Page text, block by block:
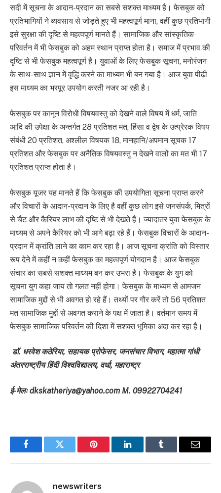
सदी में सूचना के आदान-प्रदान का सबसे सशक्त माध्यम है। फेसबुक को
प्रतिभागियों ने व्यवसाय से जोड़ते हुए भी महत्वपूर्ण माना, वहीं कुछ प्रतिभागी
इसे सुरक्षा की दृष्टि से महत्वपूर्ण मानते हैं। सामाजिक और सांस्कृतिक
परिवर्तन में भी फेसबुक को अहम स्थान प्राप्त होता है। समाज में प्रभाव की
दृष्टि से भी फेसबुक महत्वपूर्ण है। युवाओं के लिए फेसबुक सूचना, मनोरंजन
के साथ-साथ ज्ञान में वृद्धि करने का माध्यम भी बन गया है। आज युवा पीढ़ी
इस माध्यम का भरपूर उपयोग करती नजर आ रही है।
फेसबुक पर कानून विरोधी विषयवस्तु को देखने वाले विषय में धर्म, जाति
आदि की उपेक्षा के अन्तर्गत 28 प्रतिशत मत, हिंसा व द्वेष के उत्प्रेरक विषय
संबंधी 20 प्रतिशत, अश्लील विषयक 18, मानहानि/अपमान सूचक 17
प्रतिशत और फेसबुक पर अनैतिक विषयवस्तु न देखने वालों का मत भी 17
प्रतिशत प्राप्त होता है।
फेसबुक यूजर यह मानते हैं कि फेसबुक की उपयोगिता सूचना प्राप्त करने
और विचारों के आदान-प्रदान के लिए है वहीं कुछ लोग इसे जनसंपर्क, मित्रों
से चैट और कैरियर लाभ की दृष्टि से भी देखते हैं। ज्यादातर युवा फेसबुक के
माध्यम से अपने कैरियर को भी आगे बढ़ा रहे हैं। फेसबुक विचारों के आदान-
प्रदान में क्रांति लाने का काम कर रहा है। आज सूचना क्रांति को विस्तार
रूप देने में कहीं न कहीं फेसबुक का महत्वपूर्ण योगदान है। आज फेसबुक
संचार का सबसे सशक्त माध्यम बन कर उभरा है। फेसबुक के युग को
सूचना युग कहा जाय तो गलत नहीं होगा। फेसबुक के माध्यम से आमजन
सामाजिक मुद्दों से भी अवगत हो रहे हैं। तथ्यों पर गौर करें तो 56 प्रतिशत
मत सामाजिक मुद्दों से अवगत कराने के पक्ष में जाता है। वर्तमान समय में
फेसबुक सामाजिक परिवर्तन की दिशा में सशक्त भूमिका अदा कर रहा है।
डॉ. धरवेश कठेरिया, सहायक प्रोफेसर, जनसंचार विभाग, महात्मा गांधी
अंतरराष्ट्रीय हिंदी विश्वविद्यालय, वर्धा, महाराष्ट्र
ई-मेलःdkskatheriya@yahoo.com M. 09922704241
FacebookTwitter Pinterest LinkedInTumblr Email
newswriters